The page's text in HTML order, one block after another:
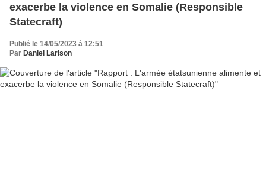
exacerbe la violence en Somalie (Responsible
Statecraft)
Publié le 14/05/2023 à 12:51
Par Daniel Larison